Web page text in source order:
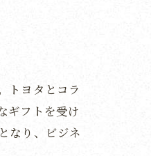
トヨタとコラ
ギフトを受け
なり、ビジネ